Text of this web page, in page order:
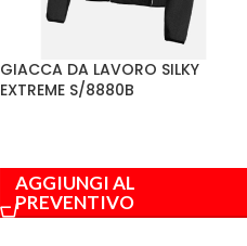
GIACCA DA LAVORO SILKY
EXTREME S/8880B
AGGIUNGI AL
PREVENTIVO